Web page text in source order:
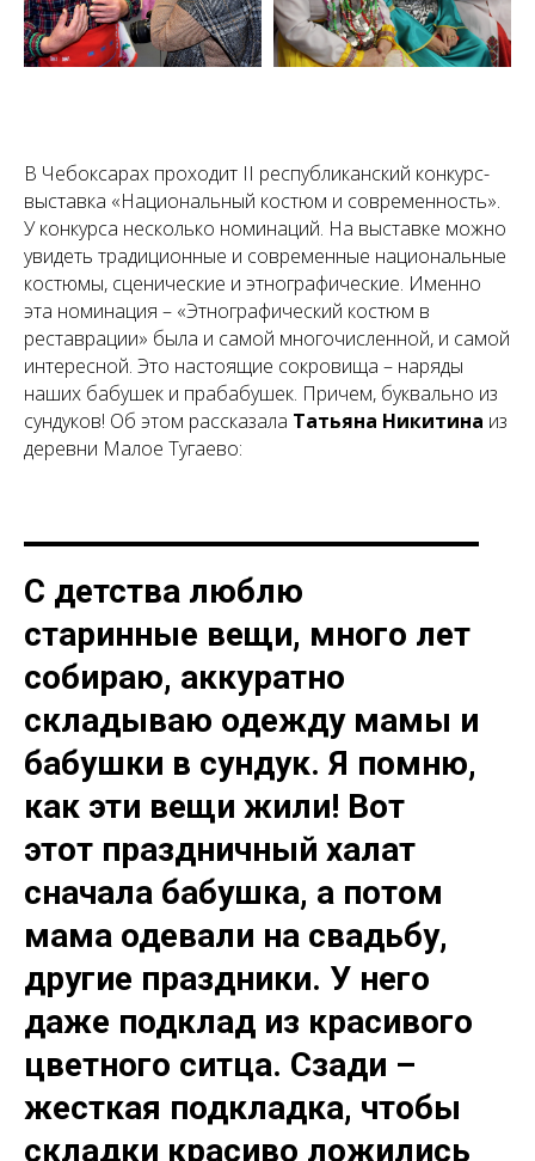
В Чебоксарах проходит II республиканский конкурс-
выставка «Национальный костюм и современность».
У конкурса несколько номинаций. На выставке можно
увидеть традиционные и современные национальные
костюмы, сценические и этнографические. Именно
эта номинация – «Этнографический костюм в
реставрации» была и самой многочисленной, и самой
интересной. Это настоящие сокровища – наряды
наших бабушек и прабабушек. Причем, буквально из
сундуков! Об этом рассказала Татьяна Никитина из
деревни Малое Тугаево:
С детства люблю
старинные вещи, много лет
собираю, аккуратно
складываю одежду мамы и
бабушки в сундук. Я помню,
как эти вещи жили! Вот
этот праздничный халат
сначала бабушка, а потом
мама одевали на свадьбу,
другие праздники. У него
даже подклад из красивого
цветного ситца. Сзади –
жесткая подкладка, чтобы
складки красиво ложились